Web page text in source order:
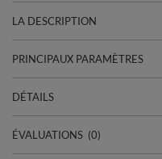
LA DESCRIPTION
PRINCIPAUX PARAMÈTRES
DÉTAILS
ÉVALUATIONS (0)